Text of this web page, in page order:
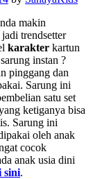
makin
trendsetter
karakter kartun
instan ?
pinggang dan
Sarung ini
satu set
ketiganya bisa
Sarung ini
oleh anak
cocok
anak usia dini
sini.